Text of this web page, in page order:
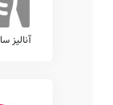
آنالیز